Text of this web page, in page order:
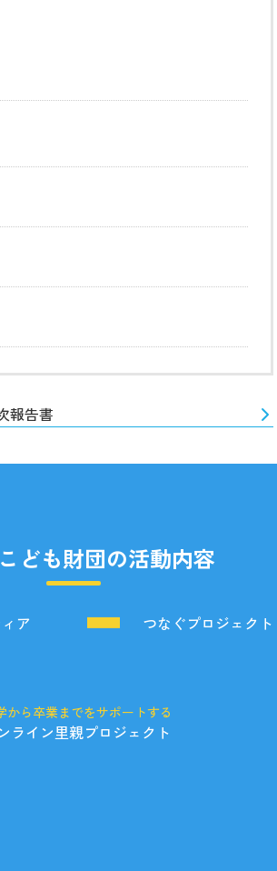
報告書
ども財団の活動内容
ア つなぐプロジェクト
から卒業までをサポートする
ライン里親プロジェクト